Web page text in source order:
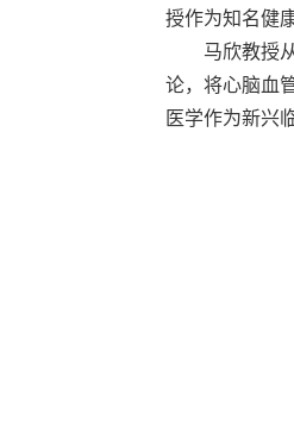
授作为知名健
马欣教授
论，将心脑血
医学作为新兴